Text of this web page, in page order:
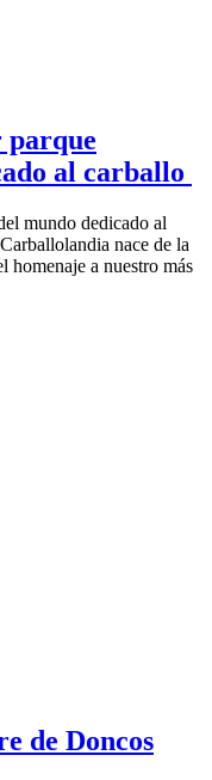
al carballo
mundo dedicado al
nace de la
homenaje a nuestro más
de Doncos